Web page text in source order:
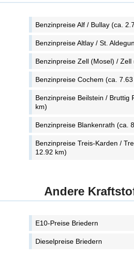
Benzinpreise Alf / Bullay (ca.
Benzinpreise Altlay / St.
Benzinpreise Zell (Mosel) / Zell
Benzinpreise Cochem (ca.
Benzinpreise Beilstein / Bruttig
km)
Benzinpreise Blankenrath (ca.
Benzinpreise Treis-Karden /
12.92 km)
Andere
E10-Preise Briedern
Dieselpreise Briedern